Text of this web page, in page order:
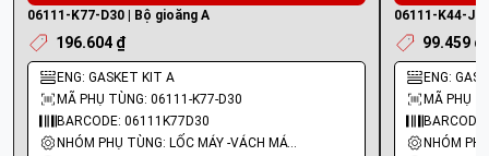
06111-K77-D30 | Bộ gioăng A
196.604 ₫
ENG: GASKET KIT A
MÃ PHỤ TÙNG: 06111-K77-D30
BARCODE: 06111K77D30
NHÓM PHỤ TÙNG: LỐC MÁY -VÁCH MÁY - GIOĂNG MÁY
06111-K44-
99.459 ₫
ENG:
MÃ PHỤ